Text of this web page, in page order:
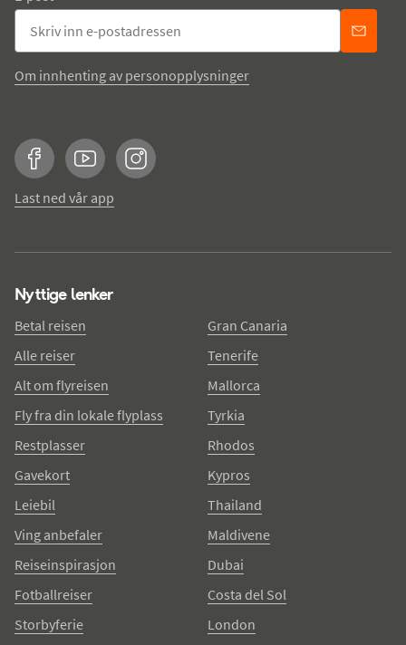
Om innhenting av personopplysninger
FacebookYouTubeInstagram
Last ned vår app
Nyttige lenker
Betal reisen
Alle reiser
Alt om flyreisen
Fly fra din lokale flyplass
Restplasser
Gavekort
Leiebil
Ving anbefaler
Reiseinspirasjon
Fotballreiser
Storbyferie
Gran Canaria
Tenerife
Mallorca
Tyrkia
Rhodos
Kypros
Thailand
Maldivene
Dubai
Costa del Sol
London